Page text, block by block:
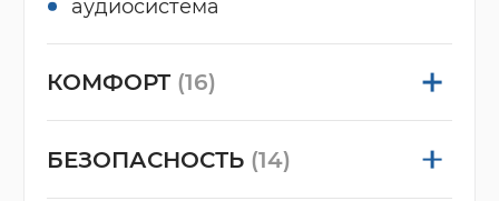
аудиосистема
КОМФОРТ (16)
БЕЗОПАСНОСТЬ (14)